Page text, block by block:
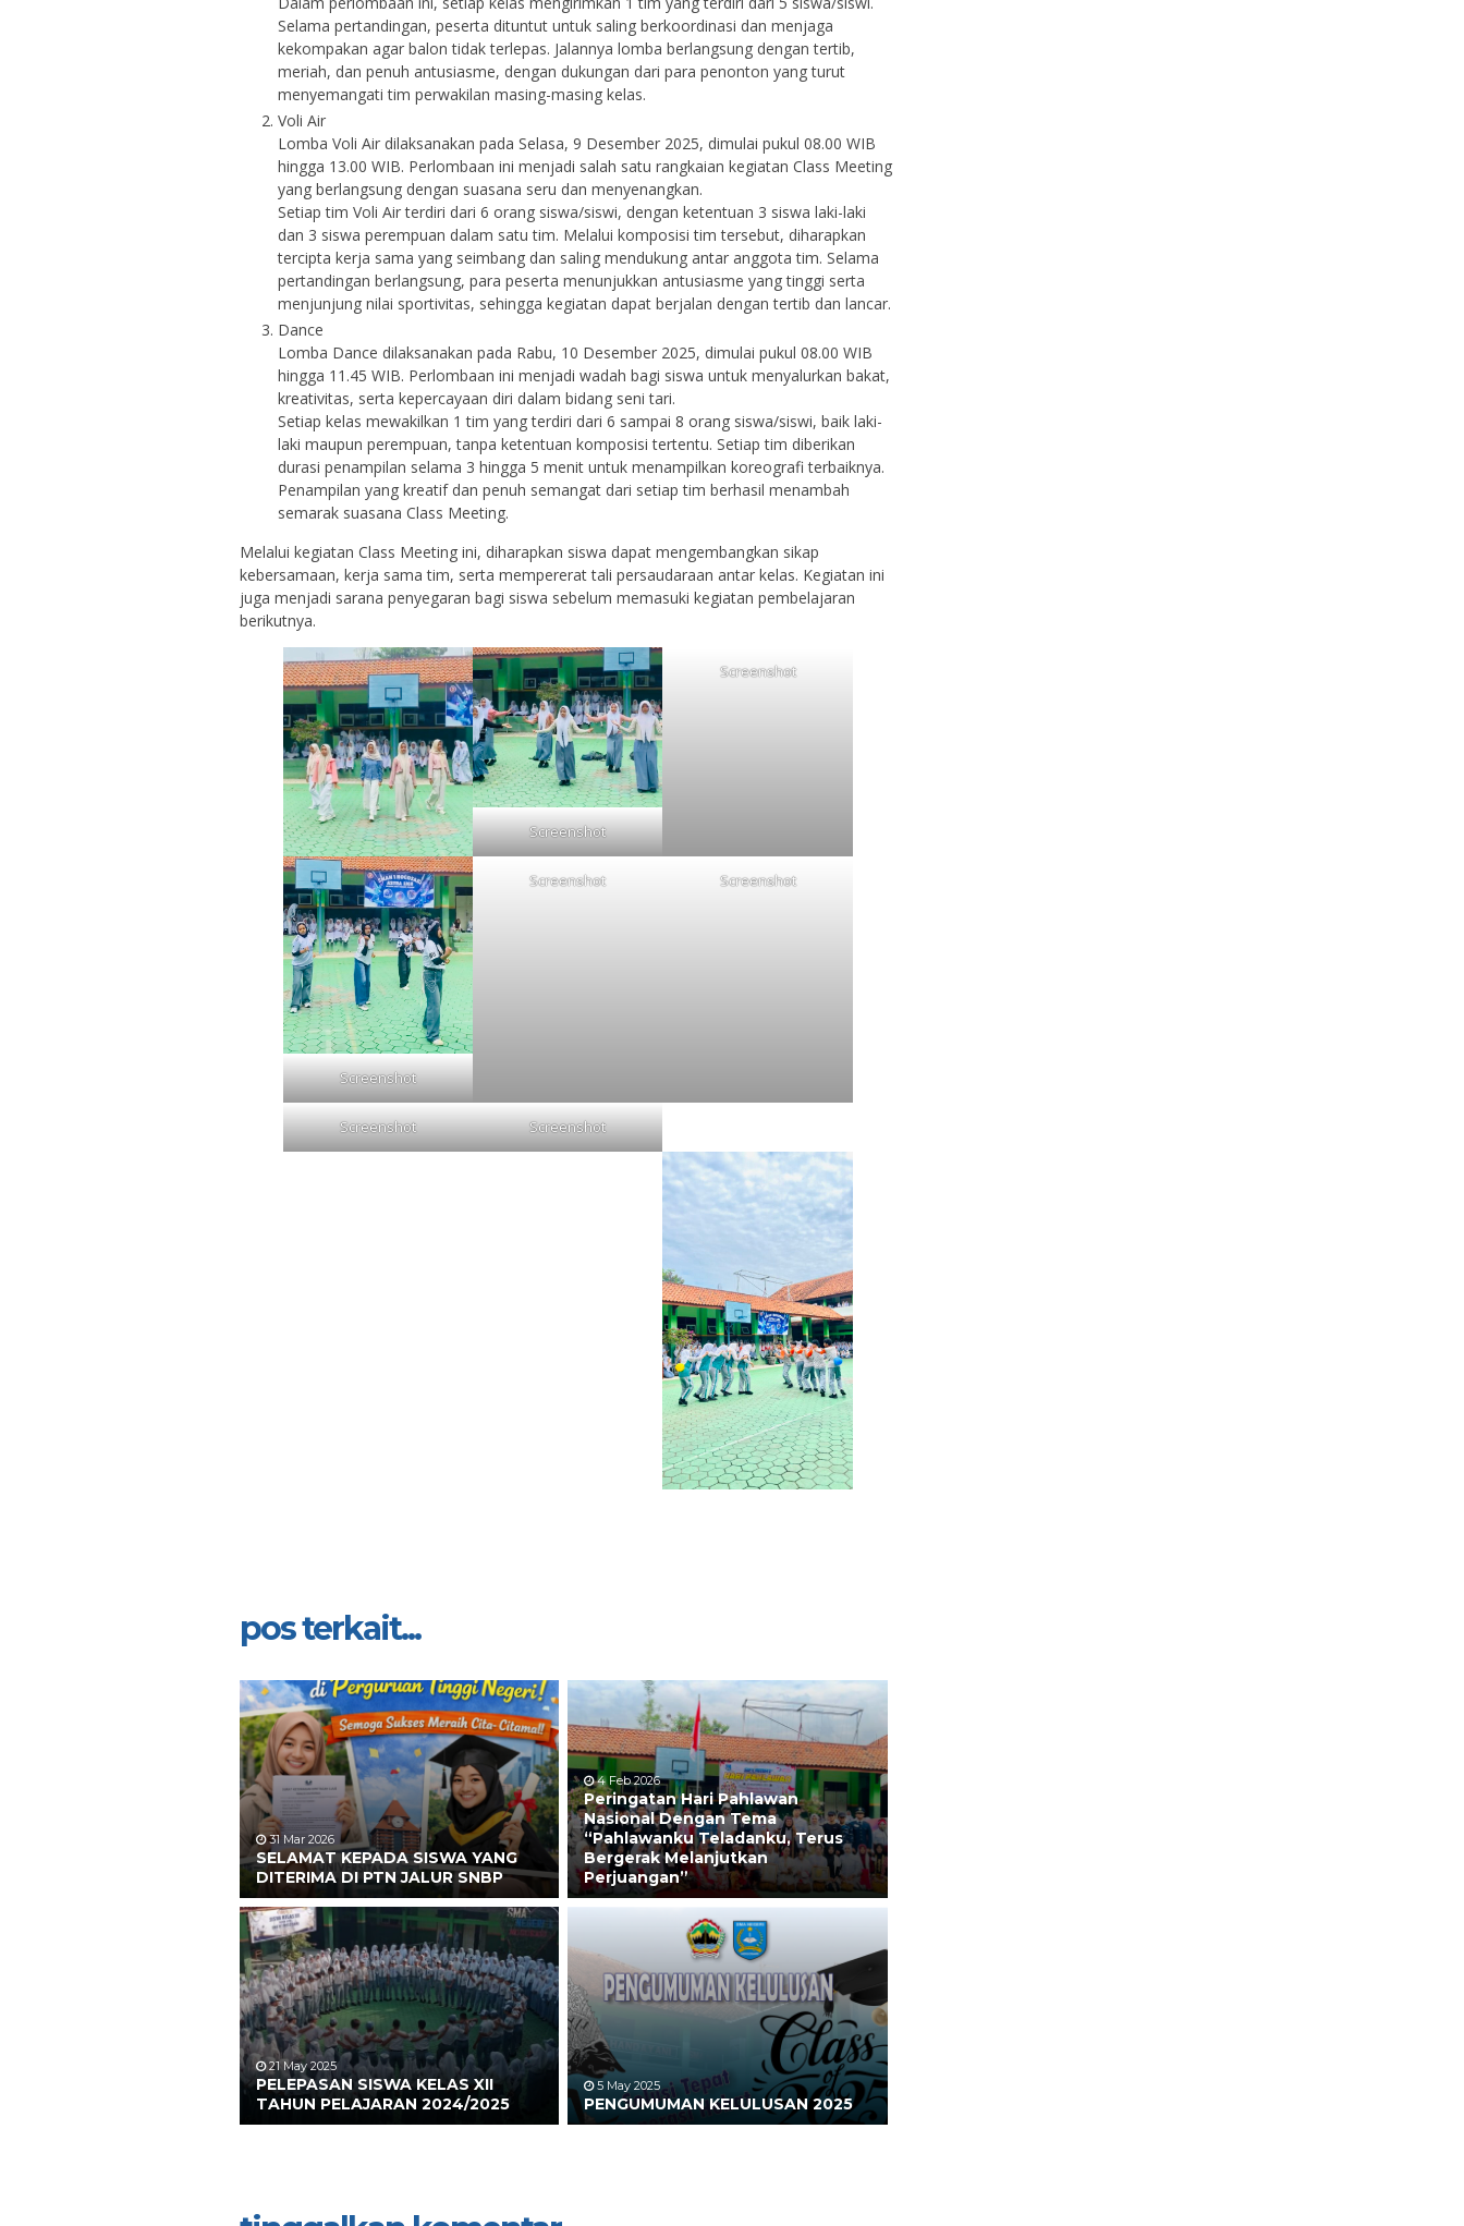
Selama pertandingan, peserta dituntut untuk saling berkoordinasi dan menjaga
kekompakan agar balon tidak terlepas. Jalannya lomba berlangsung dengan tertib,
meriah, dan penuh antusiasme, dengan dukungan dari para penonton yang turut
menyemangati tim perwakilan masing-masing kelas.
Voli Air
Lomba Voli Air dilaksanakan pada Selasa, 9 Desember 2025, dimulai pukul 08.00 WIB
hingga 13.00 WIB. Perlombaan ini menjadi salah satu rangkaian kegiatan Class Meeting
yang berlangsung dengan suasana seru dan menyenangkan.
Setiap tim Voli Air terdiri dari 6 orang siswa/siswi, dengan ketentuan 3 siswa laki-laki
dan 3 siswa perempuan dalam satu tim. Melalui komposisi tim tersebut, diharapkan
tercipta kerja sama yang seimbang dan saling mendukung antar anggota tim. Selama
pertandingan berlangsung, para peserta menunjukkan antusiasme yang tinggi serta
menjunjung nilai sportivitas, sehingga kegiatan dapat berjalan dengan tertib dan lancar.
Dance
Lomba Dance dilaksanakan pada Rabu, 10 Desember 2025, dimulai pukul 08.00 WIB
hingga 11.45 WIB. Perlombaan ini menjadi wadah bagi siswa untuk menyalurkan bakat,
kreativitas, serta kepercayaan diri dalam bidang seni tari.
Setiap kelas mewakilkan 1 tim yang terdiri dari 6 sampai 8 orang siswa/siswi, baik laki-
laki maupun perempuan, tanpa ketentuan komposisi tertentu. Setiap tim diberikan
durasi penampilan selama 3 hingga 5 menit untuk menampilkan koreografi terbaiknya.
Penampilan yang kreatif dan penuh semangat dari setiap tim berhasil menambah
semarak suasana Class Meeting.
Melalui kegiatan Class Meeting ini, diharapkan siswa dapat mengembangkan sikap
kebersamaan, kerja sama tim, serta mempererat tali persaudaraan antar kelas. Kegiatan ini
juga menjadi sarana penyegaran bagi siswa sebelum memasuki kegiatan pembelajaran
berikutnya.
Screenshot
Screenshot
Screenshot
Screenshot Screenshot
Screenshot Screenshot
pos terkait...
31 Mar 2026
SELAMAT KEPADA SISWA YANG
DITERIMA DI PTN JALUR SNBP
4 Feb 2026
Peringatan Hari Pahlawan
Nasional Dengan Tema
“Pahlawanku Teladanku, Terus
Bergerak Melanjutkan
Perjuangan”
21 May 2025
PELEPASAN SISWA KELAS XII
TAHUN PELAJARAN 2024/2025
5 May 2025
PENGUMUMAN KELULUSAN 2025